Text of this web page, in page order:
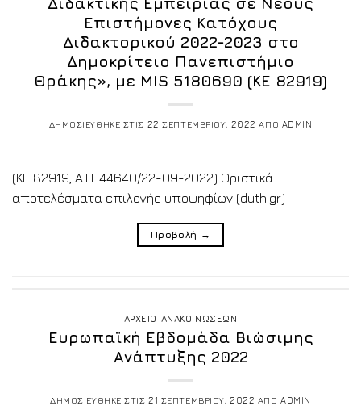
Επιστήμονες Κατόχους
Διδακτορικού 2022-2023 στο
Δημοκρίτειο Πανεπιστήμιο
Θράκης», με MIS 5180690 (ΚΕ 82919)
ΔΗΜΟΣΙΕΥΘΗΚΕ ΣΤΙΣ 22 ΣΕΠΤΕΜΒΡΙΟΥ, 2022 ΑΠΟ ADMIN
(ΚΕ 82919, Α.Π. 44640/22-09-2022) Οριστικά
αποτελέσματα επιλογής υποψηφίων (duth.gr)
Προβολή →
ΑΡΧΕΙΟ ΑΝΑΚΟΙΝΩΣΕΩΝ
Ευρωπαϊκή Εβδομάδα Βιώσιμης
Ανάπτυξης 2022
ΔΗΜΟΣΙΕΥΘΗΚΕ ΣΤΙΣ21 ΣΕΠΤΕΜΒΡΙΟΥ, 2022 ΑΠΟADMIN